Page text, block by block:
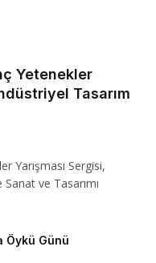
Yetenekler
Tasarım
Yarışması Sergisi,
ve Tasarımı
Öykü Günü